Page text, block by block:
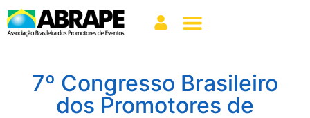
7º Congresso Brasileiro
dos Promotores de